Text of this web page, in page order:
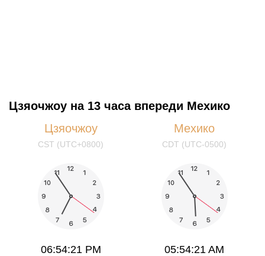
Цзяочжоу на 13 часа впереди Мехико
Цзяочжоу
CST (UTC+0800)
06:54:21 PM
Мехико
CDT (UTC-0500)
05:54:21 AM